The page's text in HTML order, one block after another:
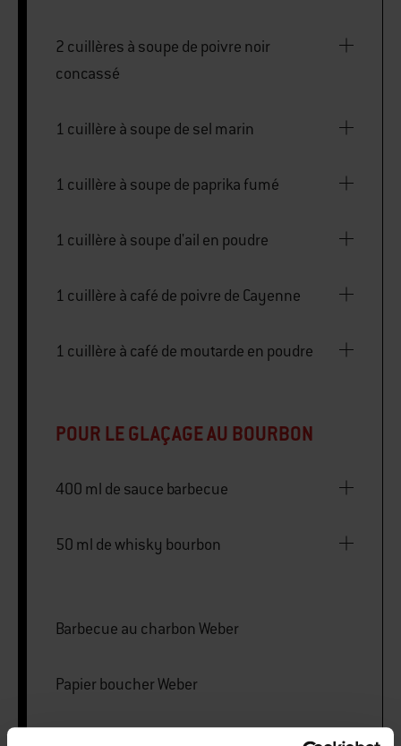
2 cuillères à soupe de poivre noir
concassé
1 cuillère à soupe de sel marin
1 cuillère à soupe de paprika fumé
1 cuillère à soupe d'ail en poudre
1 cuillère à café de poivre de Cayenne
1 cuillère à café de moutarde en poudre
POUR LE GLAÇAGE AU BOURBON
400 ml de sauce barbecue
50 ml de whisky bourbon
Barbecue au charbon Weber
Papier boucher Weber